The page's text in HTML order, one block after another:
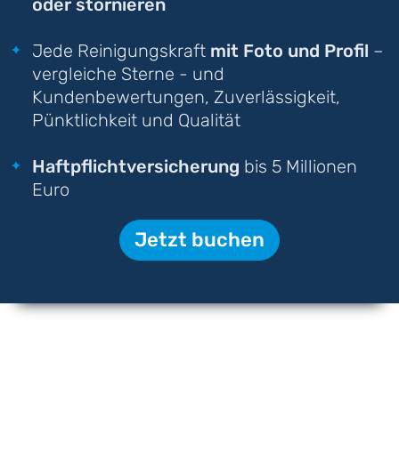
oder stornieren
Jede Reinigungskraft mit Foto und Profil –
vergleiche Sterne - und
Kundenbewertungen, Zuverlässigkeit,
Pünktlichkeit und Qualität
Haftpflichtversicherung bis 5 Millionen
Euro
Jetzt buchen